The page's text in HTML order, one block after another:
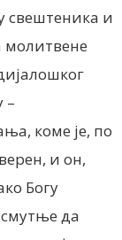
свештеника и
молитвене
–
коме је, по
и он,
Богу
смутње да